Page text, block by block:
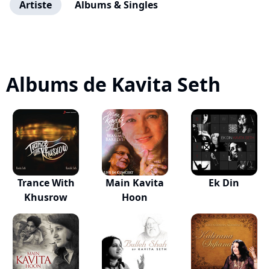
Artiste Albums & Singles
Albums de Kavita Seth
Trance With
Khusrow
Main Kavita
Hoon
Ek Din